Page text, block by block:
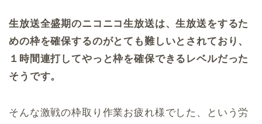
生放送全盛期のニコニコ生放送は、生放送をするた
めの枠を確保するのがとても難しいとされており、
１時間連打してやっと枠を確保できるレベルだった
そうです。
そんな激戦の枠取り作業お疲れ様でした、という労